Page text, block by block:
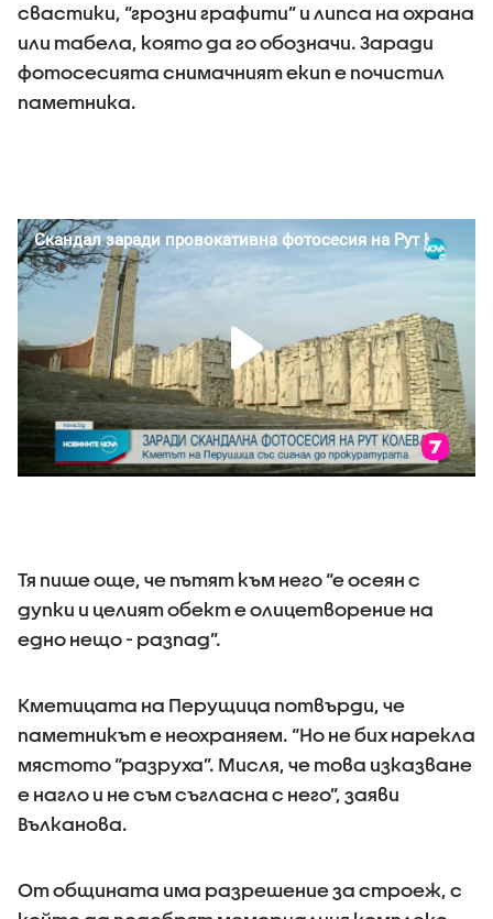
свастики, “грозни графити” и липса на охрана
или табела, която да го обозначи. Заради
фотосесията снимачният екип е почистил
паметника.
Тя пише още, че пътят към него “е осеян с
дупки и целият обект е олицетворение на
едно нещо - разпад”.
Кметицата на Перущица потвърди, че
паметникът е неохраняем. “Но не бих нарекла
мястото “разруха”. Мисля, че това изказване
е нагло и не съм съгласна с него”, заяви
Вълканова.
От общината има разрешение за строеж, с